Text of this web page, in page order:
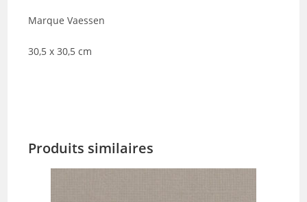
Marque Vaessen
30,5 x 30,5 cm
Produits similaires